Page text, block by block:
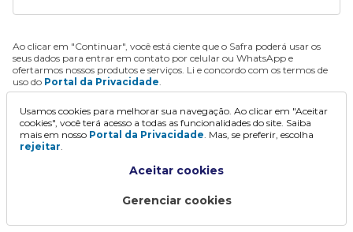
Ao clicar em "Continuar", você está ciente que o Safra poderá usar os
seus dados para entrar em contato por celular ou WhatsApp e
ofertarmos nossos produtos e serviços. Li e concordo com os termos de
uso do Portal da Privacidade.
Continuar
Usamos cookies para melhorar sua navegação. Ao clicar em "Aceitar
cookies", você terá acesso a todas as funcionalidades do site. Saiba
mais em nosso Portal da Privacidade. Mas, se preferir, escolha
rejeitar.
Aceitar cookies
Gerenciar cookies